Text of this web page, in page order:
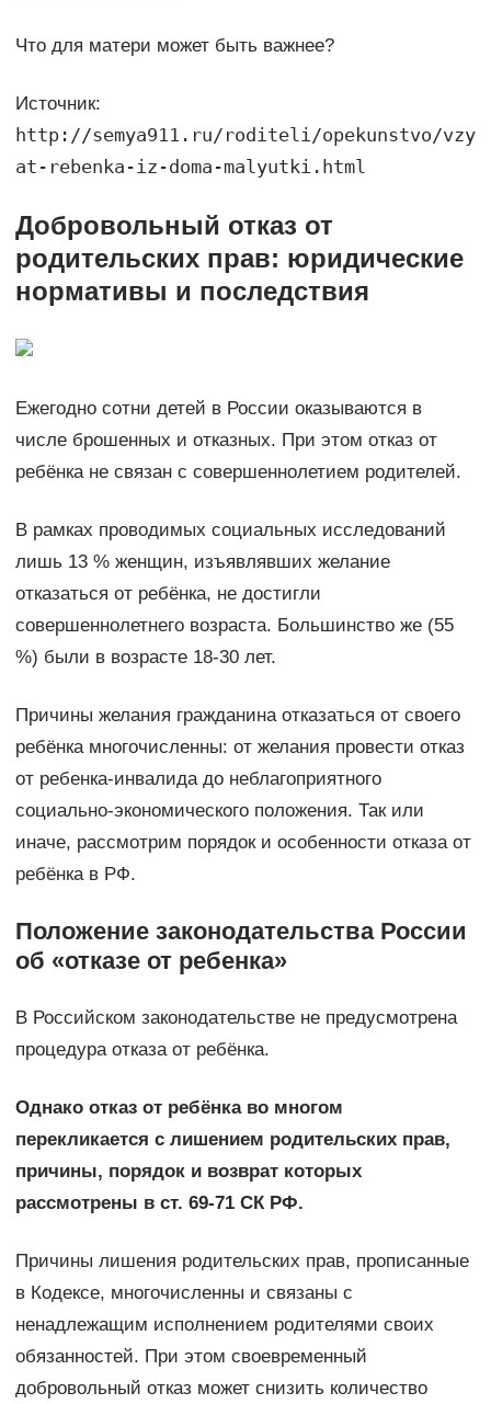
Что для матери может быть важнее?
Источник:
http://semya911.ru/roditeli/opekunstvo/vzy
at-rebenka-iz-doma-malyutki.html
Добровольный отказ от
родительских прав: юридические
нормативы и последствия
Ежегодно сотни детей в России оказываются в
числе брошенных и отказных. При этом отказ от
ребёнка не связан с совершеннолетием родителей.
В рамках проводимых социальных исследований
лишь 13 % женщин, изъявлявших желание
отказаться от ребёнка, не достигли
совершеннолетнего возраста. Большинство же (55
%) были в возрасте 18-30 лет.
Причины желания гражданина отказаться от своего
ребёнка многочисленны: от желания провести отказ
от ребенка-инвалида до неблагоприятного
социально-экономического положения. Так или
иначе, рассмотрим порядок и особенности отказа от
ребёнка в РФ.
Положение законодательства России
об «отказе от ребенка»
В Российском законодательстве не предусмотрена
процедура отказа от ребёнка.
Однако отказ от ребёнка во многом
перекликается с лишением родительских прав,
причины, порядок и возврат которых
рассмотрены в ст. 69-71 СК РФ.
Причины лишения родительских прав, прописанные
в Кодексе, многочисленны и связаны с
ненадлежащим исполнением родителями своих
обязанностей. При этом своевременный
добровольный отказ может снизить количество